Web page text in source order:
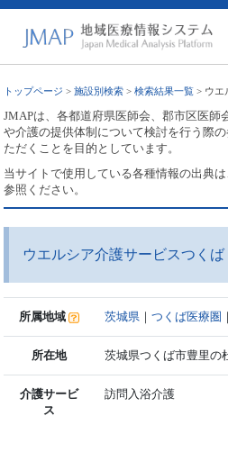
トップページ >施設別検索 >検索結果一覧 > ウエ
JMAPは、各都道府県医師会、郡市区医師
や介護の提供体制について検討を行う際
ただくことを目的としています。
当サイトで使用している各種情報の出典
参照ください。
ウエルシア介護サービスつくば
所属地域 茨城県 ｜つくば医療圏
所在地 茨城県つくば市豊里の
介護サービ
ス
訪問入浴介護